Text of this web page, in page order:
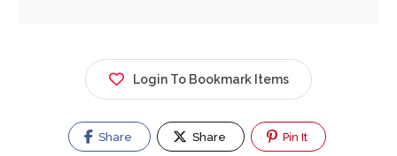
Login To Bookmark Items
Share Share Pin It